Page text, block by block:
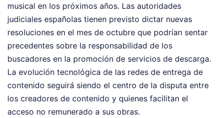
musical en los próximos años. Las autoridades
judiciales españolas tienen previsto dictar nuevas
resoluciones en el mes de octubre que podrían sentar
precedentes sobre la responsabilidad de los
buscadores en la promoción de servicios de descarga.
La evolución tecnológica de las redes de entrega de
contenido seguirá siendo el centro de la disputa entre
los creadores de contenido y quienes facilitan el
acceso no remunerado a sus obras.